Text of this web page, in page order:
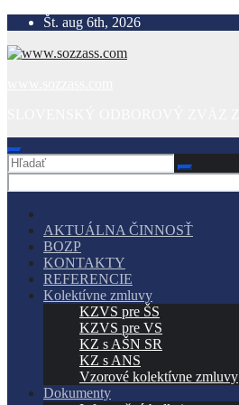
Prejsť
obsah
Št. aug 6th, 2026
AKTUÁLNA ČINNOSŤ
BOZP
KONTAKTY
REFERENCIE
Kolektívne zmluvy
KZVS pre ŠS
KZVS pre VS
KZ s AŠN SR
KZ s ANS
Vzorové kolektívne zmluvy
Dokumenty